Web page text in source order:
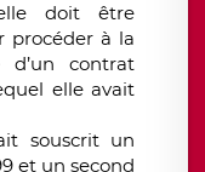
doit être
procéder à la
d’un contrat
elle avait
souscrit un
et un second